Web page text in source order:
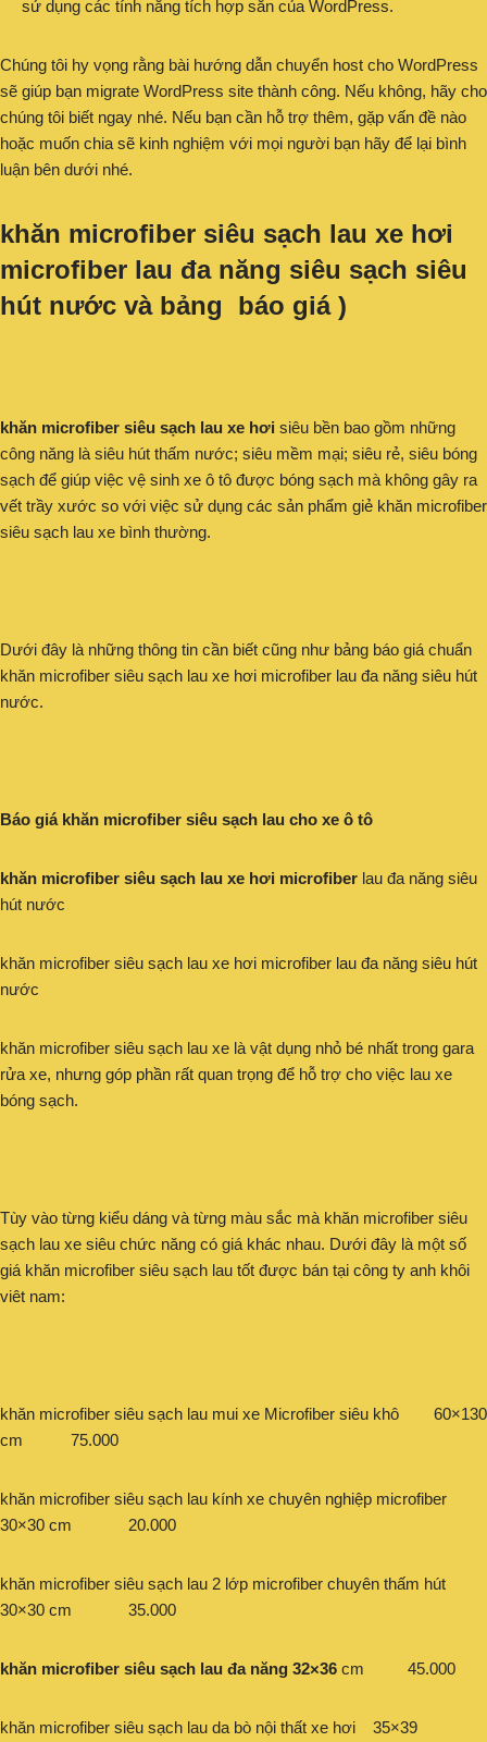
sử dụng các tính năng tích hợp sẵn của WordPress.
Chúng tôi hy vọng rằng bài hướng dẫn chuyển host cho WordPress
sẽ giúp bạn migrate WordPress site thành công. Nếu không, hãy cho
chúng tôi biết ngay nhé. Nếu bạn cần hỗ trợ thêm, gặp vấn đề nào
hoặc muốn chia sẽ kinh nghiệm với mọi người bạn hãy để lại bình
luận bên dưới nhé.
khăn microfiber siêu sạch lau xe hơi
microfiber lau đa năng siêu sạch siêu
hút nước và bảng báo giá )
khăn microfiber siêu sạch lau xe hơi siêu bền bao gồm những
công năng là siêu hút thấm nước; siêu mềm mại; siêu rẻ, siêu bóng
sạch để giúp việc vệ sinh xe ô tô được bóng sạch mà không gây ra
vết trầy xước so với việc sử dụng các sản phẩm giẻ khăn microfiber
siêu sạch lau xe bình thường.
Dưới đây là những thông tin cần biết cũng như bảng báo giá chuẩn
khăn microfiber siêu sạch lau xe hơi microfiber lau đa năng siêu hút
nước.
Báo giá khăn microfiber siêu sạch lau cho xe ô tô
khăn microfiber siêu sạch lau xe hơi microfiber lau đa năng siêu
hút nước
khăn microfiber siêu sạch lau xe hơi microfiber lau đa năng siêu hút
nước
khăn microfiber siêu sạch lau xe là vật dụng nhỏ bé nhất trong gara
rửa xe, nhưng góp phần rất quan trọng để hỗ trợ cho việc lau xe
bóng sạch.
Tùy vào từng kiểu dáng và từng màu sắc mà khăn microfiber siêu
sạch lau xe siêu chức năng có giá khác nhau. Dưới đây là một số
giá khăn microfiber siêu sạch lau tốt được bán tại công ty anh khôi
viêt nam:
khăn microfiber siêu sạch lau mui xe Microfiber siêu khô 60×130
cm 75.000
khăn microfiber siêu sạch lau kính xe chuyên nghiệp microfiber
30×30 cm 20.000
khăn microfiber siêu sạch lau 2 lớp microfiber chuyên thấm hút
30×30 cm 35.000
khăn microfiber siêu sạch lau đa năng 32×36 cm 45.000
khăn microfiber siêu sạch lau da bò nội thất xe hơi 35×39